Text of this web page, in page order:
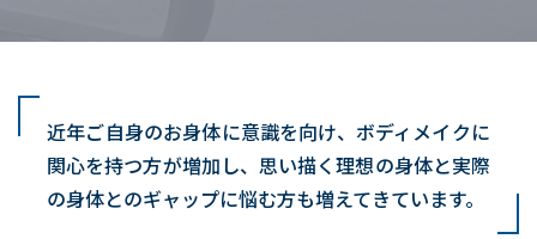
近年ご自身のお身体に意識を向け、ボディメイクに
関心を持つ方が増加し、 思い描く理想の身体と実際
の身体とのギャップに悩む方も増えてきています。